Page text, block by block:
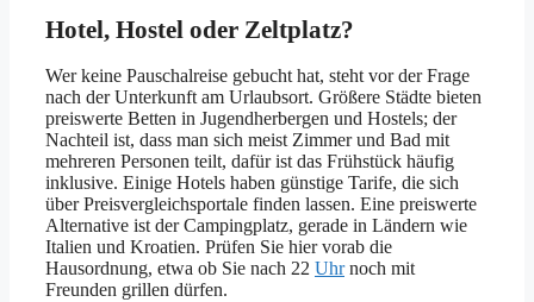
Hotel, Hostel oder Zeltplatz?
Wer keine Pauschalreise gebucht hat, steht vor der Frage
nach der Unterkunft am Urlaubsort. Größere Städte bieten
preiswerte Betten in Jugendherbergen und Hostels; der
Nachteil ist, dass man sich meist Zimmer und Bad mit
mehreren Personen teilt, dafür ist das Frühstück häufig
inklusive. Einige Hotels haben günstige Tarife, die sich
über Preisvergleichsportale finden lassen. Eine preiswerte
Alternative ist der Campingplatz, gerade in Ländern wie
Italien und Kroatien. Prüfen Sie hier vorab die
Hausordnung, etwa ob Sie nach 22 Uhrnoch mit
Freunden grillen dürfen.